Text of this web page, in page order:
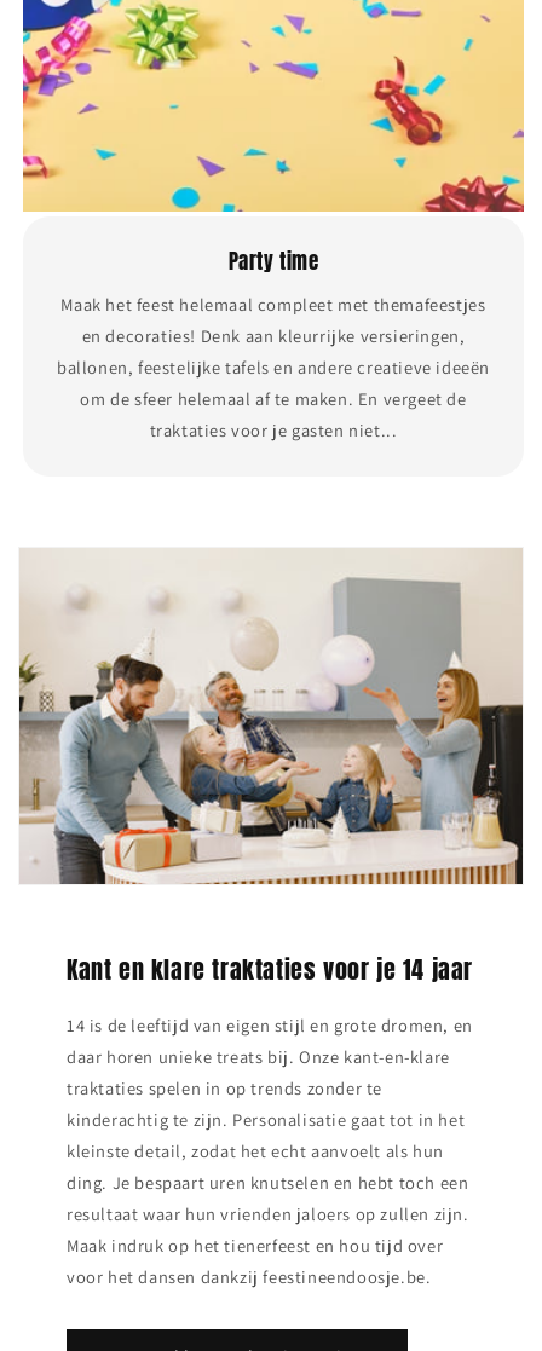
Party time
Maak het feest helemaal compleet met themafeestjes
en decoraties! Denk aan kleurrijke versieringen,
ballonen, feestelijke tafels en andere creatieve ideeën
om de sfeer helemaal af te maken. En vergeet de
traktaties voor je gasten niet...
Kant en klare traktaties voor je 14 jaar
14 is de leeftijd van eigen stijl en grote dromen, en
daar horen unieke treats bij. Onze kant‑en‑klare
traktaties spelen in op trends zonder te
kinderachtig te zijn. Personalisatie gaat tot in het
kleinste detail, zodat het echt aanvoelt als hun
ding. Je bespaart uren knutselen en hebt toch een
resultaat waar hun vrienden jaloers op zullen zijn.
Maak indruk op het tienerfeest en hou tijd over
voor het dansen dankzij feestineendoosje.be.